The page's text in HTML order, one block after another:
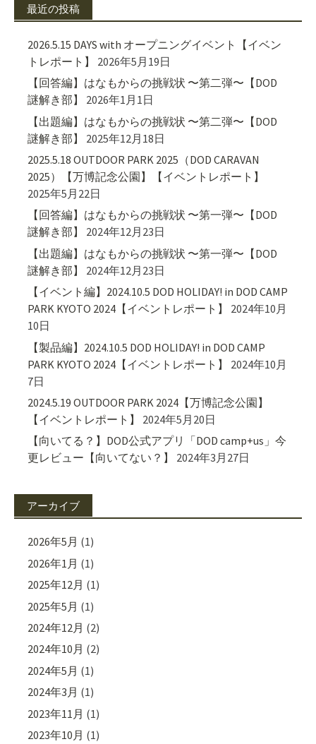
最近の投稿
2026.5.15 DAYS with オープニングイベント【イベン
トレポート】
2026年5月19日
【回答編】はなもからの挑戦状 〜第二弾〜【DOD
謎解き部】
2026年1月1日
【出題編】はなもからの挑戦状 〜第二弾〜【DOD
謎解き部】
2025年12月18日
2025.5.18 OUTDOOR PARK 2025（DOD CARAVAN
2025）【万博記念公園】【イベントレポート】
2025年5月22日
【回答編】はなもからの挑戦状 〜第一弾〜【DOD
謎解き部】
2024年12月23日
【出題編】はなもからの挑戦状 〜第一弾〜【DOD
謎解き部】
2024年12月23日
【イベント編】2024.10.5 DOD HOLIDAY! in DOD CAMP
PARK KYOTO 2024【イベントレポート】
2024年10月
10日
【製品編】2024.10.5 DOD HOLIDAY! in DOD CAMP
PARK KYOTO 2024【イベントレポート】
2024年10月
7日
2024.5.19 OUTDOOR PARK 2024【万博記念公園】
【イベントレポート】
2024年5月20日
【向いてる？】DOD公式アプリ「DOD camp+us」今
更レビュー【向いてない？】
2024年3月27日
アーカイブ
2026年5月 (1)
2026年1月 (1)
2025年12月 (1)
2025年5月 (1)
2024年12月 (2)
2024年10月 (2)
2024年5月 (1)
2024年3月 (1)
2023年11月 (1)
2023年10月 (1)